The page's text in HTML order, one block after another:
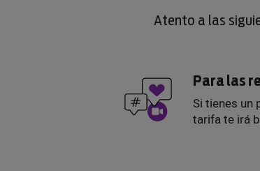
Atento a las
Para las
Si tienes un
tarifa te irá